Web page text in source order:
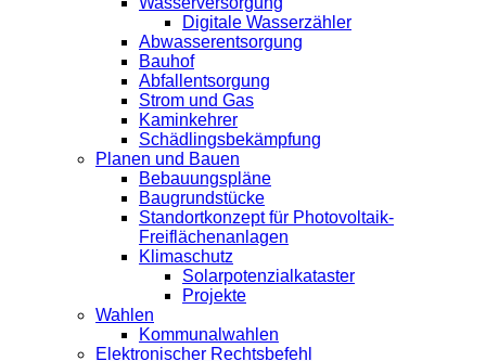
Digitale Wasserzähler
Abwasserentsorgung
Bauhof
Abfallentsorgung
Strom und Gas
Kaminkehrer
Schädlingsbekämpfung
Planen und Bauen
Bebauungspläne
Baugrundstücke
Standortkonzept für Photovoltaik-
Freiflächenanlagen
Klimaschutz
Solarpotenzialkataster
Projekte
Wahlen
Kommunalwahlen
Elektronischer Rechtsbefehl